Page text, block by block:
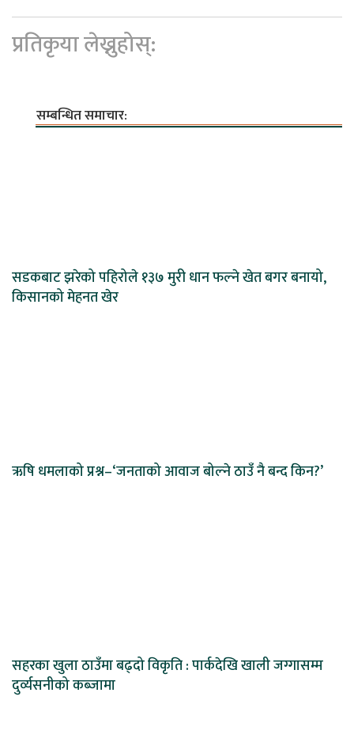
प्रतिकृया लेख्नुहोस्:
सम्बन्धित समाचार:
सडकबाट झरेको पहिरोले १३७ मुरी धान फल्ने खेत बगर बनायो,
किसानको मेहनत खेर
ऋषि धमलाको प्रश्न–‘जनताको आवाज बोल्ने ठाउँ नै बन्द किन?’
सहरका खुला ठाउँमा बढ्दो विकृति : पार्कदेखि खाली जग्गासम्म
दुर्व्यसनीको कब्जामा